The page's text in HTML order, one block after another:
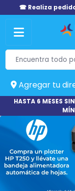
☎ Realiza
Agregar tu
HASTA 6 MESES